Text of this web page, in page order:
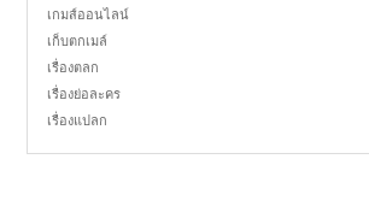
เกมส์ออนไลน์
เก็บตกเมล์
เรื่องตลก
เรื่องย่อละคร
เรื่องแปลก